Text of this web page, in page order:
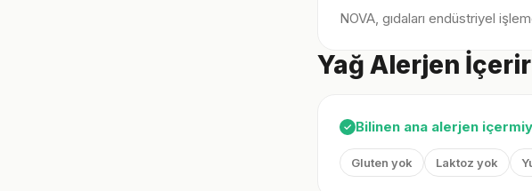
NOVA, gıdaları endüstriyel
Yağ Alerjen
✓ Bilinen ana alerjen
Gluten yok Laktoz yok